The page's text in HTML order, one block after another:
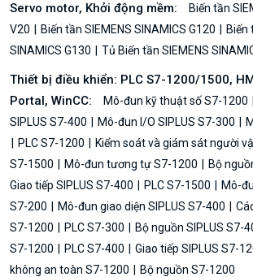
Servo motor, Khởi động mềm:
Biến tần
V20
Biến tần SIEMENS SINAMICS G120
Biến
SINAMICS G130
Tủ Biến tần SIEMENS
Thiết bị điều khiển: PLC S7-1200/1500,
Portal, WinCC:
Mô-đun kỹ thuật số S7-1200
SIPLUS S7-400
Mô-đun I/O SIPLUS S7-300
PLC S7-1200
Kiểm soát và giám sát người
S7-1500
Mô-đun tương tự S7-1200
Bộ
Giao tiếp SIPLUS S7-400
PLC S7-1500
Mô-
S7-200
Mô-đun giao diện SIPLUS S7-400
S7-1200
PLC S7-300 Bộ nguồn SIPLUS S7-
S7-1200
PLC S7-400 Giao tiếp SIPLUS S7-
không an toàn S7-1200
Bộ nguồn S7-1200